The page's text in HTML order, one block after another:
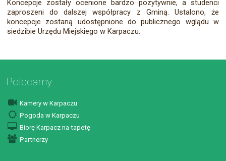
Koncepcje zostały ocenione bardzo pozytywnie, a studenci
zaproszeni do dalszej współpracy z Gminą. Ustalono, że
koncepcje zostaną udostępnione do publicznego wglądu w
siedzibie Urzędu Miejskiego w Karpaczu.
Polecamy
Kamery w Karpaczu
Pogoda w Karpaczu
Biorę Karpacz na tapetę
Partnerzy